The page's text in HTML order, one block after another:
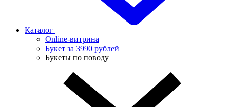
Каталог
Online-витрина
Букет за 3990 рублей
Букеты по поводу